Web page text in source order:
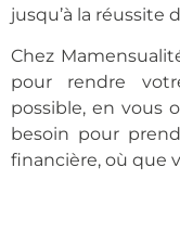
jusqu’à la réussite
Chez
pour rendre
possible, en vous
besoin pour
financière, où que